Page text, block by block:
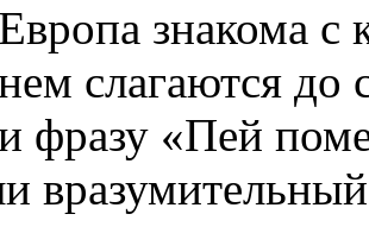
Европа знакома
слагаются до
фразу «Пей